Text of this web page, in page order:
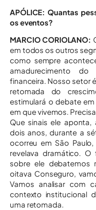
APÓLICE: Quantas
os eventos?
MARCIO CORIOLANO:
em todos os outros
como sempre
amadurecimento
financeira. Nosso setor
retomada do
estimulará o debate
em que vivemos.
Que sinais ele aponta,
dois anos, durante a
ocorreu em São
revelava dramático.
sobre ele debatemos
oitava Conseguro,
Vamos analisar com
contexto institucional
uma retomada.